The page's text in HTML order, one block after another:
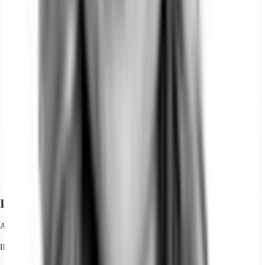
Ihr Kontakt
Alexandra Teich
Ihr Kontakt